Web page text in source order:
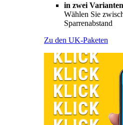
in zwei Varianten
Wählen Sie
Sparrenabstand
Zu den UK-Paketen